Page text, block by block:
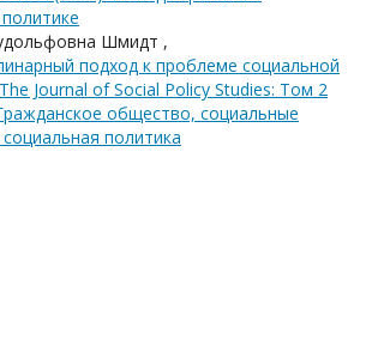
Шмидт ,
подход к проблеме социальной
The Journal of Social Policy Studies: Том 2
общество, социальные
политика